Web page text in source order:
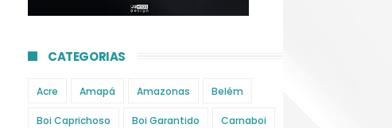
CATEGORIAS
Acre Amapá Amazonas Belém
Boi Caprichoso Boi Garantido Carnaboi